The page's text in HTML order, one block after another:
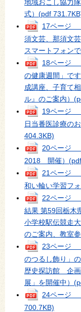
地域おこし協力
式） (pdf
17ページ
須文芸、那須文
スマートフォンで
18ページ
の健康週間」で
成講座、子育て
ル』のご案内）
19ページ
日当番医診療の
404.3KB)
20ページ
2018 開催）
21ページ
和い輪い学習フ
22ページ
結果 第59回栃木
小学校駅伝競走
のご案内、教室参
23ページ
のつるし飾り」
歴史探訪館 企画
展」を開催中）
24ページ
700.7KB)